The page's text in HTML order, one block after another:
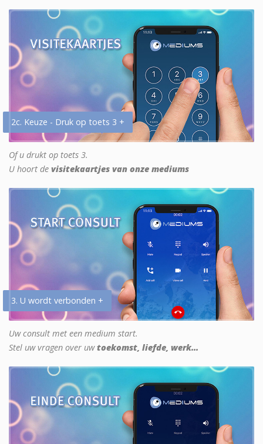
2c. Keuze - Druk op toets 3 +
Of u drukt op toets 3.
U hoort de visitekaartjes van onze mediums
3. U wordt verbonden +
Uw consult met een medium start.
Stel uw vragen over uwtoekomst, liefde, werk...